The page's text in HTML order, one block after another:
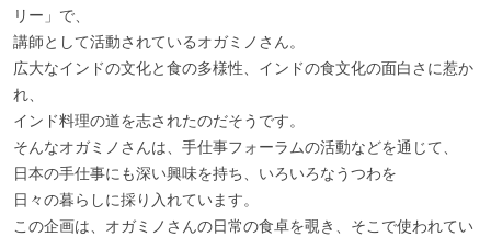
リー」で、
講師として活動されているオガミノさん。
広大なインドの文化と食の多様性、インドの食文化の面白さに惹か
れ、
インド料理の道を志されたのだそうです。
そんなオガミノさんは、手仕事フォーラムの活動などを通じて、
日本の手仕事にも深い興味を持ち、いろいろなうつわを
日々の暮らしに採り入れています。
この企画は、オガミノさんの日常の食卓を覗き、そこで使われてい